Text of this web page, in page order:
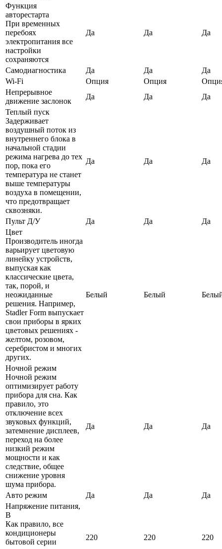
Функция
авторестарта
При временных
перебоях
электропитания все
настройки
сохраняются
Да Да Да
Самодиагностика Да Да
Да
Wi-Fi
Опция Опция
Непрерывное
движение заслонок
Да Да
Да
Теплый пуск
Задерживает
воздушный поток из
внутреннего блока в
начальной стадии
режима нагрева до тех
пор, пока его
температура не станет
выше температуры
воздуха в помещении,
что предотвращает
сквозняки.
Да Да Да
Пульт Д/У Да Да
Да
Цвет
Производитель иногда
варьирует цветовую
линейку устройств,
выпуская как
классические цвета,
так, порой, и
неожиданные
решения. Например,
Stadler Form выпускает
свои приборы в ярких
цветовых решениях -
желтом, розовом,
серебристом и многих
других.
Белый Белый
Ночной режим
Ночной режим
оптимизирует работу
прибора для сна. Как
правило, это
отключение всех
звуковых функций,
затемнение дисплеев,
переход на более
низкий режим
мощности и как
следствие, общее
снижение уровня
шума прибора.
Да Да Да
Авто режим Да Да
Да
Напряжение питания,
В
Как правило, все
кондиционеры
бытовой серии
220 220 220